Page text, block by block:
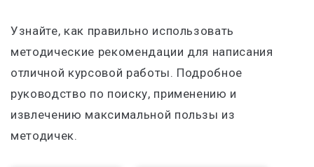
Узнайте, как правильно использовать
методические рекомендации для написания
отличной курсовой работы. Подробное
руководство по поиску, применению и
извлечению максимальной пользы из
методичек.